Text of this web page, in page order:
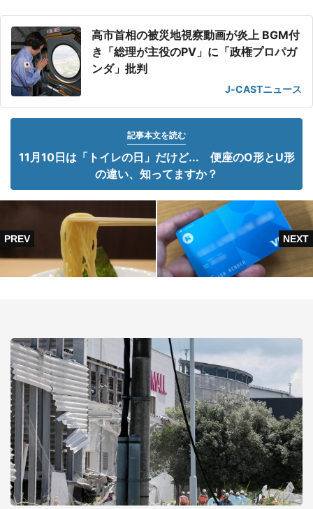
高市首相の被災地視察動画が炎上 BGM付
き「総理が主役のPV」に「政権プロパガ
ンダ」批判
J-CASTニュース
記事本文を読む
11月10日は「トイレの日」だけど... 便座のO形とU形
の違い、知ってますか？